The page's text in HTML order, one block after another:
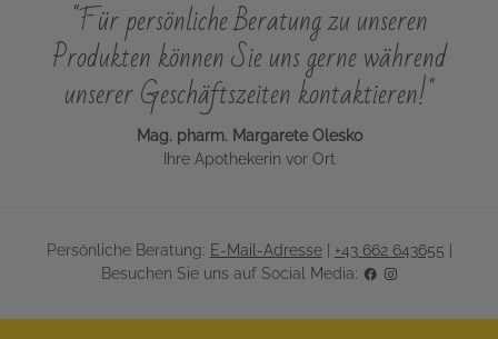
"Für persönliche Beratung zu unseren
Produkten können Sie uns gerne während
unserer Geschäftszeiten kontaktieren!"
Mag. pharm. Margarete Olesko
Ihre Apothekerin vor Ort
Persönliche Beratung: E-Mail-Adresse| +43 662 643655
Besuchen Sie uns auf Social Media: